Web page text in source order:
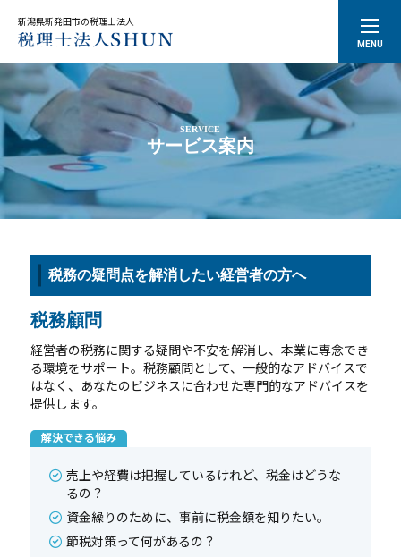
新潟県新発田市の税理士法人
MENU
トップページ
事業所案内
スタッフ紹介
サービス案内
ご相談・お問合せ
プライバシーポリシー
CONTACT
ご質問やご相談がございましたら、お気軽にお問合せくださ
い。
当事務所の専門スタッフが丁寧に対応いたします。
ご相談・お問合せはこちら
SERVICE
サービス案内
税務の疑問点を解消したい経営者の方へ
税務顧問
経営者の税務に関する疑問や不安を解消し、本業に専念でき
る環境をサポート。税務顧問として、一般的なアドバイスで
はなく、あなたのビジネスに合わせた専門的なアドバイスを
提供します。
解決できる悩み
売上や経費は把握しているけれど、税金はどうな
るの？
資金繰りのために、事前に税金額を知りたい。
節税対策って何があるの？